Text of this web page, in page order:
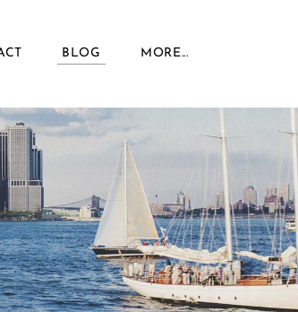
BLOG MORE...